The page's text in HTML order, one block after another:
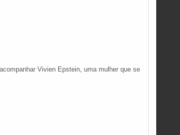
Vivien Epstein, uma mulher que se